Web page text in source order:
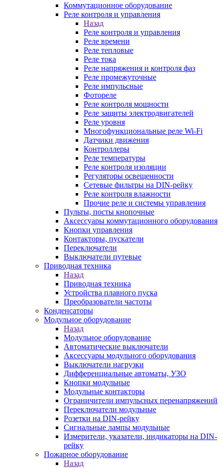
Коммутационное оборудование
Реле контроля и управления
Назад
Реле контроля и управления
Реле времени
Реле тепловые
Реле тока
Реле напряжения и контроля фаз
Реле промежуточные
Реле импульсные
Фотореле
Реле контроля мощности
Реле защиты электродвигателей
Реле уровня
Многофункциональные реле Wi-Fi
Датчики движения
Контроллеры
Реле температуры
Реле контроля изоляции
Регуляторы освещенности
Сетевые фильтры на DIN-рейку
Реле контроля влажности
Прочие реле и системы управления
Пульты, посты кнопочные
Аксессуары коммутационного оборудования
Кнопки управления
Контакторы, пускатели
Переключатели
Выключатели путевые
Приводная техника
Назад
Приводная техника
Устройства плавного пуска
Преобразователи частоты
Конденсаторы
Модульное оборудование
Назад
Модульное оборудование
Автоматические выключатели
Аксессуары модульного оборудования
Выключатели нагрузки
Дифференциальные автоматы, УЗО
Кнопки модульные
Модульные контакторы
Ограничители импульсных перенапряжений
Переключатели модульные
Розетки на DIN-рейку
Сигнальные лампы модульные
Измерители, указатели, индикаторы на DIN-
рейку
Пожарное оборудование
Назад